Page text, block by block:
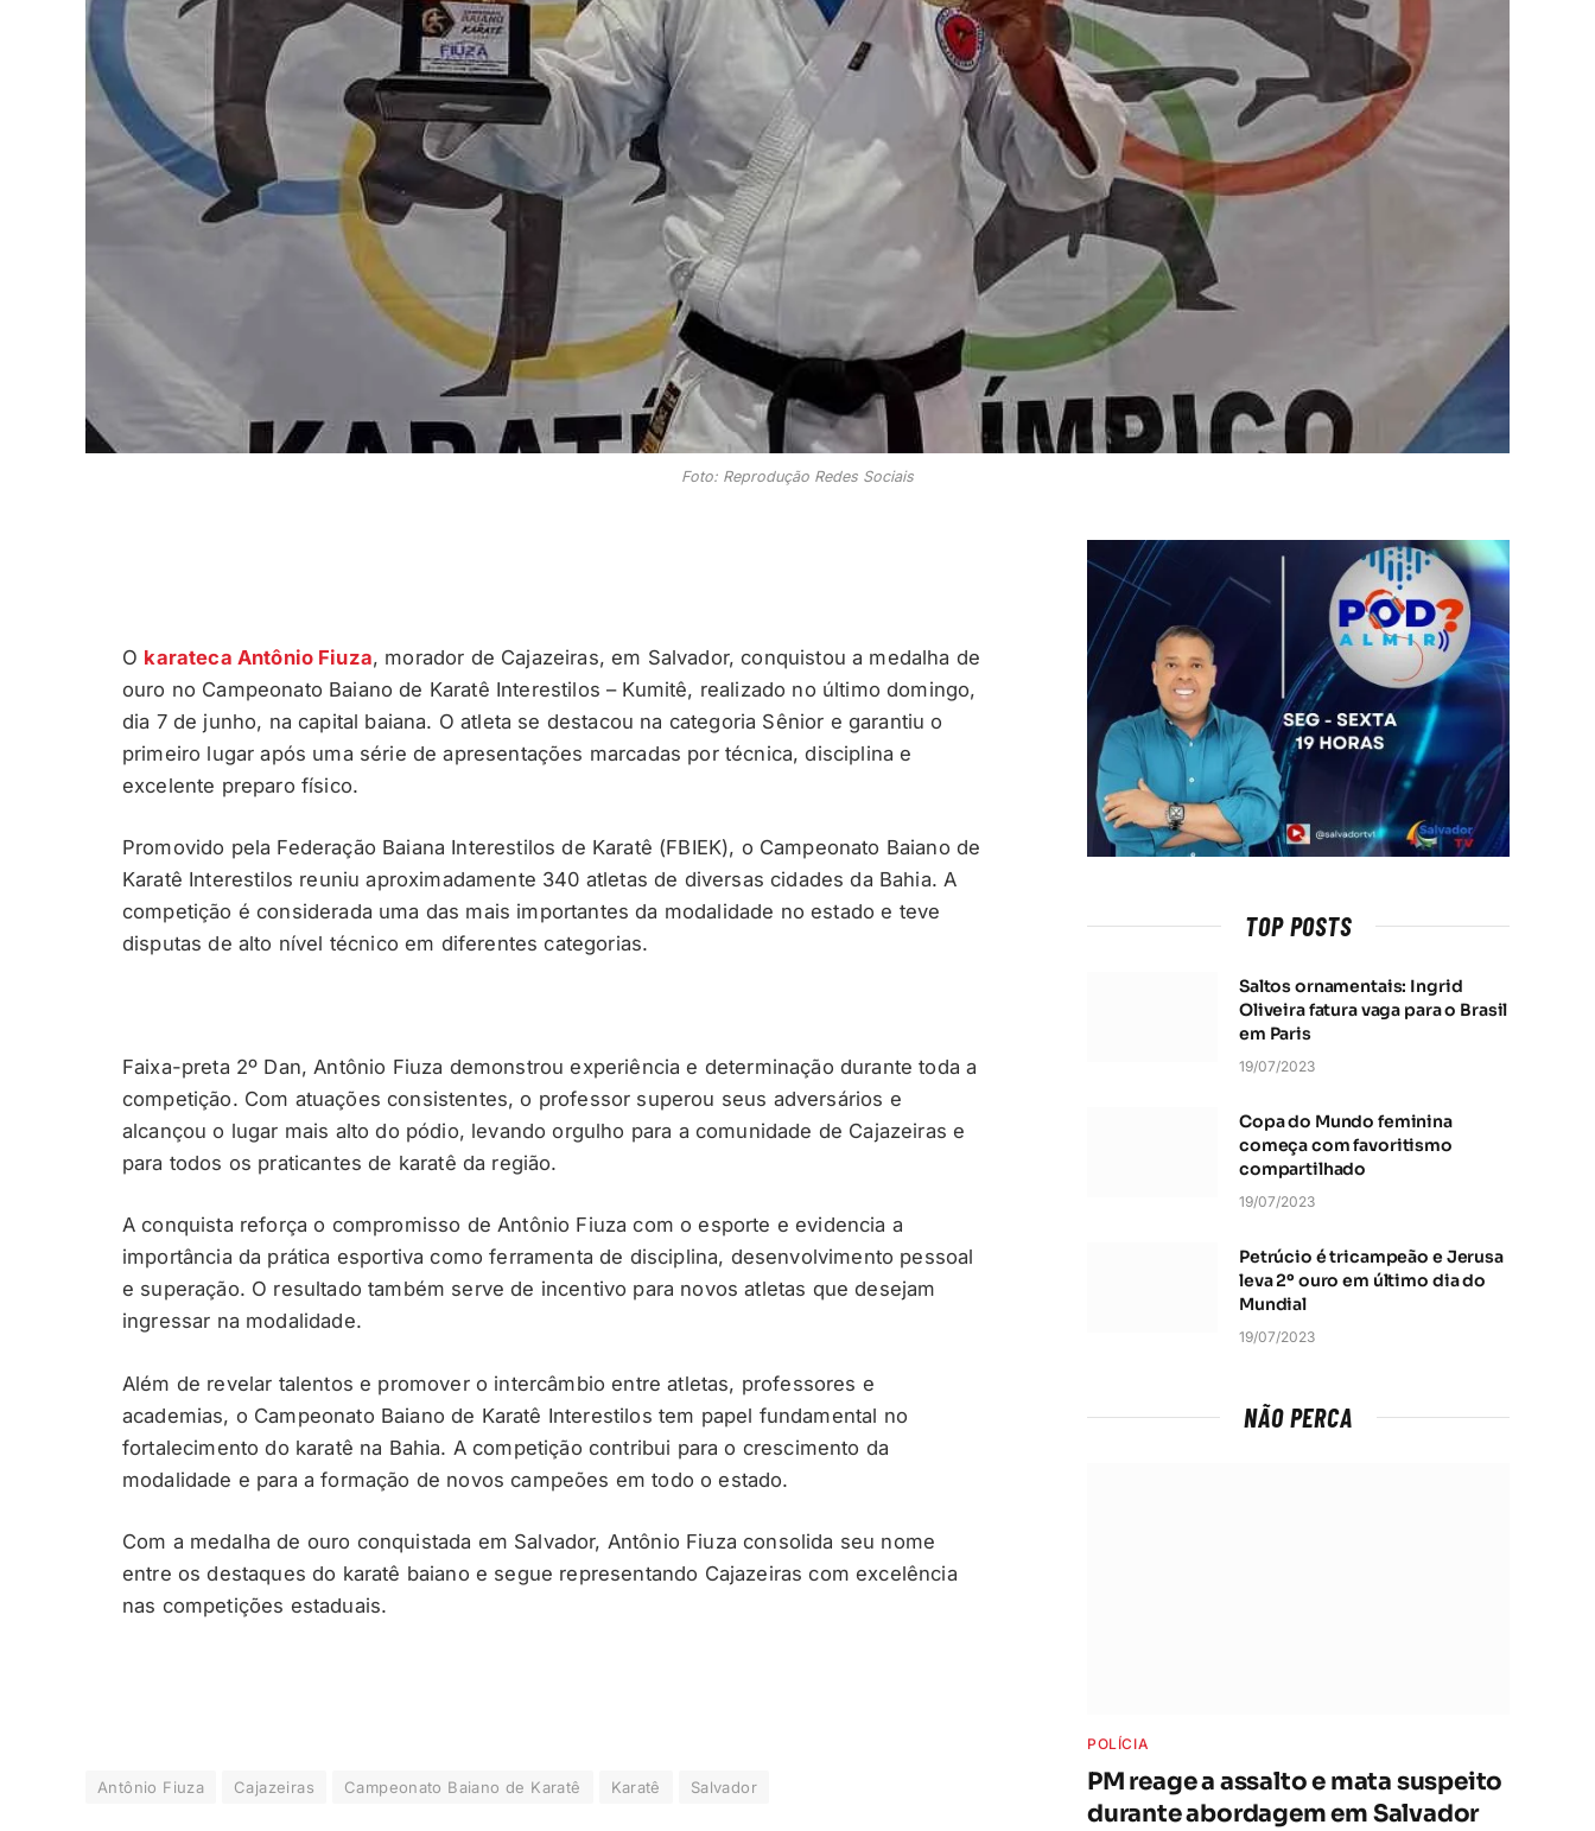
Foto: Reprodução Redes Sociais
O karateca Antônio Fiuza, morador de Cajazeiras, em Salvador, conquistou a medalha de
ouro no Campeonato Baiano de Karatê Interestilos – Kumitê, realizado no último domingo,
dia 7 de junho, na capital baiana. O atleta se destacou na categoria Sênior e garantiu o
primeiro lugar após uma série de apresentações marcadas por técnica, disciplina e
excelente preparo físico.
Promovido pela Federação Baiana Interestilos de Karatê (FBIEK), o Campeonato Baiano de
Karatê Interestilos reuniu aproximadamente 340 atletas de diversas cidades da Bahia. A
competição é considerada uma das mais importantes da modalidade no estado e teve
disputas de alto nível técnico em diferentes categorias.
Faixa-preta 2º Dan, Antônio Fiuza demonstrou experiência e determinação durante toda a
competição. Com atuações consistentes, o professor superou seus adversários e
alcançou o lugar mais alto do pódio, levando orgulho para a comunidade de Cajazeiras e
para todos os praticantes de karatê da região.
A conquista reforça o compromisso de Antônio Fiuza com o esporte e evidencia a
importância da prática esportiva como ferramenta de disciplina, desenvolvimento pessoal
e superação. O resultado também serve de incentivo para novos atletas que desejam
ingressar na modalidade.
Além de revelar talentos e promover o intercâmbio entre atletas, professores e
academias, o Campeonato Baiano de Karatê Interestilos tem papel fundamental no
fortalecimento do karatê na Bahia. A competição contribui para o crescimento da
modalidade e para a formação de novos campeões em todo o estado.
Com a medalha de ouro conquistada em Salvador, Antônio Fiuza consolida seu nome
entre os destaques do karatê baiano e segue representando Cajazeiras com excelência
nas competições estaduais.
Antônio Fiuza Cajazeiras Campeonato Baiano de Karatê Karatê Salvador
TOP POSTS
Saltos ornamentais: Ingrid
Oliveira fatura vaga para o Brasil
em Paris
19/07/2023
Copa do Mundo feminina
começa com favoritismo
compartilhado
19/07/2023
Petrúcio é tricampeão e Jerusa
leva 2º ouro em último dia do
Mundial
19/07/2023
NÃO PERCA
POLÍCIA
PM reage a assalto e mata suspeito
durante abordagem em Salvador